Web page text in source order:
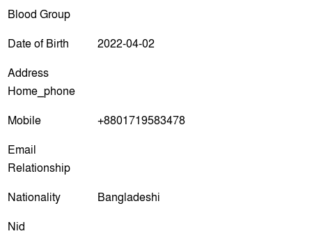
Blood Group
Date of Birth
2022-04-02
Address
Home_phone
Mobile
+8801719583478
Email
Relationship
Nationality
Bangladeshi
Nid